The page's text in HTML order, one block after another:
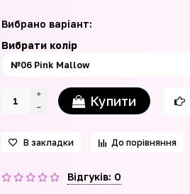
Вибрано варіант:
Вибрати колір
Купити
В закладки До порівняння
Відгуків: 0